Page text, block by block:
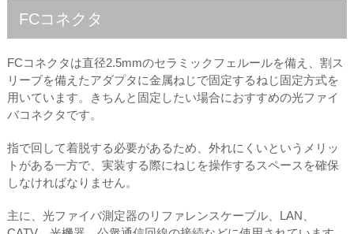
FCコネクタ
FCコネクタは直径2.5mmのセラミックフェルールを備え、割ス
リーブを備えたアダプタに金属ねじで固定するねじ固定方式を
用いています。きちんと固定したい場合におすすめの光ファイ
バコネクタです。
指で回して着脱する必要があるため、外れにくいというメリッ
トがある一方で、実装する際にねじを操作するスペースを確保
しなければなりません。
主に、光ファイバ測定器のリファレンスケーブル、LAN、